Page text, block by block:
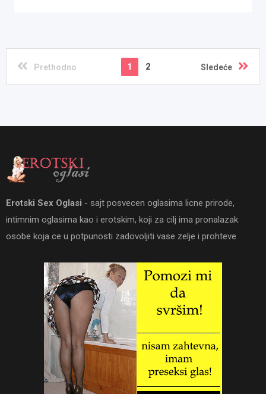
Prethodno 1 2 Sledeće
Erotski Sex Oglasi - sajt posvecen oglasima licne prirode,
intimnim oglasima kao i erotskim, koji za cilj ima pronalazak
osobe koja ce u potpunosti zadovoljiti vase zelje i prohteve